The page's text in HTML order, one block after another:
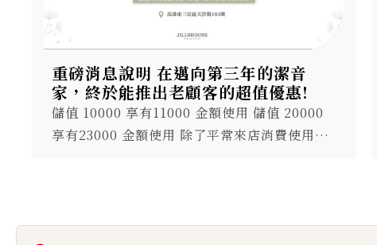
重磅消息說明 在邁向第三年的潔音
家，終於能推出老顧客的超值優惠!
儲值 10000 享有11000 金額使用 儲值 20000
享有23000 金額使用 除了平常來店消費使用以